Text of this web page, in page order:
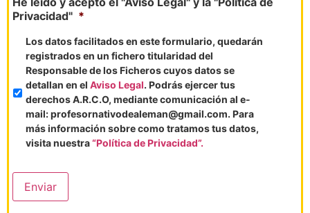
Privacidad" *
Los datos facilitados en este formulario, quedarán
registrados en un fichero titularidad del
Responsable de los Ficheros cuyos datos se
detallan en el Aviso Legal. Podrás ejercer tus
derechos A.R.C.O, mediante comunicación al e-
mail: profesornativodealeman@gmail.com. Para
más información sobre como tratamos tus datos,
visita nuestra“Política de Privacidad”.
Enviar